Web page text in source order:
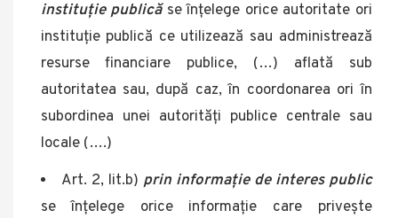
instituție publicăse înțelege orice autoritate ori
instituție publică ce utilizează sau administrează
resurse financiare publice, (…) aflată sub
autoritatea sau, după caz, în coordonarea ori în
subordinea unei autorități publice centrale sau
locale (….)
Art. 2, lit.b) prin informație de interes public
se înțelege orice informație care privește